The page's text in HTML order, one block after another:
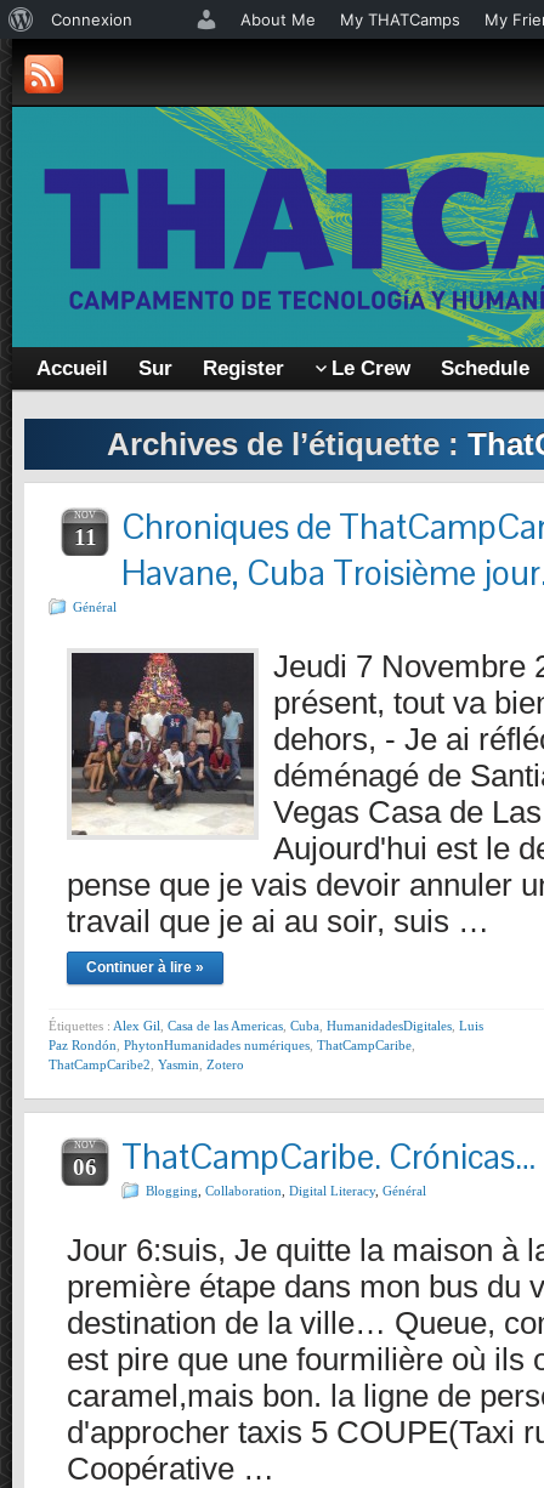
Accueil Sur Register Le Crew Schedule
Archives de l’étiquette :
NOV
11
Chroniques de
Havane, Cuba Troisième
Général
Jeudi 7
présent, tout va
dehors, - Je ai
déménagé de
Vegas Casa de
Aujourd'hui est le
pense que je vais devoir annuler
travail que je ai au soir, suis …
Continuer à lire »
Étiquettes : Alex Gil Casa de las Americas Cuba HumanidadesDigitales Luis
Paz Rondón PhytonHumanidades numériques ThatCampCaribe
ThatCampCaribe2 Yasmin Zotero
NOV
06 ThatCampCaribe. Crónicas…
Blogging Collaboration Digital Literacy, Général
Jour 6:suis, Je quitte la maison à
première étape dans mon bus du
destination de la ville… Queue,
est pire que une fourmilière où ils
caramel,mais bon. la ligne de
d'approcher taxis 5 COUPE(Taxi
Coopérative …
propos
de
Connexion About Me My THATCamps My